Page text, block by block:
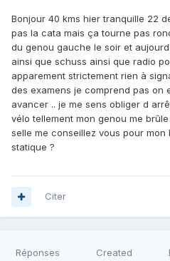
Bonjour 40 kms hier tranquille 22
pas la cata mais ça tourne pas
du genou gauche le soir et
ainsi que schuss ainsi que radio
apparement strictement rien à
des examens je comprend pas on
avancer .. je me sens obliger d
vélo tellement mon genou me
selle me conseillez vous pour mon
statique ?
Citer
Réponses Created